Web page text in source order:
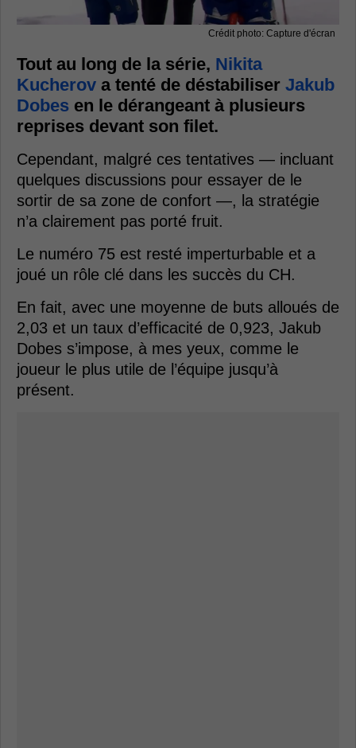
Crédit photo: Capture d'écran
Tout au long de la série, Nikita
Kucherov a tenté de déstabiliser Jakub
Dobes en le dérangeant à plusieurs
reprises devant son filet.
Cependant, malgré ces tentatives — incluant
quelques discussions pour essayer de le
sortir de sa zone de confort —, la stratégie
n’a clairement pas porté fruit.
Le numéro 75 est resté imperturbable et a
joué un rôle clé dans les succès du CH.
En fait, avec une moyenne de buts alloués de
2,03 et un taux d’efficacité de 0,923, Jakub
Dobes s’impose, à mes yeux, comme le
joueur le plus utile de l’équipe jusqu’à
présent.